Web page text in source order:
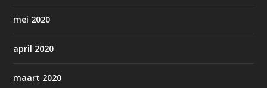
mei 2020
april 2020
maart 2020